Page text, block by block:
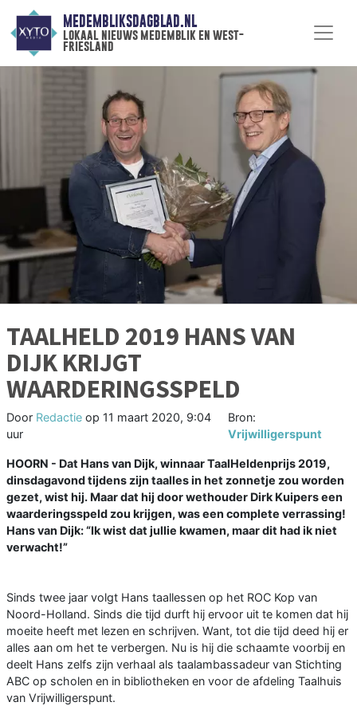
MEDEMBLIKSDAGBLAD.NL
lokaal nieuws medemblik en west-
friesland
TAALHELD 2019 HANS VAN
DIJK KRIJGT
WAARDERINGSSPELD
Door Redactie op 11 maart 2020, 9:04
uur
Bron:
Vrijwilligerspunt
HOORN - Dat Hans van Dijk, winnaar TaalHeldenprijs 2019,
dinsdagavond tijdens zijn taalles in het zonnetje zou worden
gezet, wist hij. Maar dat hij door wethouder Dirk Kuipers een
waarderingsspeld zou krijgen, was een complete verrassing!
Hans van Dijk: “Ik wist dat jullie kwamen, maar dit had ik niet
verwacht!”
Sinds twee jaar volgt Hans taallessen op het ROC Kop van
Noord-Holland. Sinds die tijd durft hij ervoor uit te komen dat hij
moeite heeft met lezen en schrijven. Want, tot die tijd deed hij er
alles aan om het te verbergen. Nu is hij die schaamte voorbij en
deelt Hans zelfs zijn verhaal als taalambassadeur van Stichting
ABC op scholen en in bibliotheken en voor de afdeling Taalhuis
van Vrijwilligerspunt.